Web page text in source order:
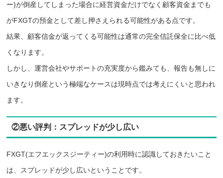
ー)が倒産してしまった場合に経営資金だけでなく顧客資金までも
がFXGTの預金として差し押さえられる可能性がある点です。
結果、顧客信金が返ってくる可能性は通常の完全信託保全に比べ低
くなります。
しかし
、運営会社やサポートの充実度から鑑みても、報告も無しに
いきなり倒産という極端なケースは現時点では考えにくいと思われ
ます。
②悪い評判：スプレッドが少し広い
FXGT(エフエックスジーティー)の利用時に認識しておきたいこと
は、スプレッドが少し広いということです。